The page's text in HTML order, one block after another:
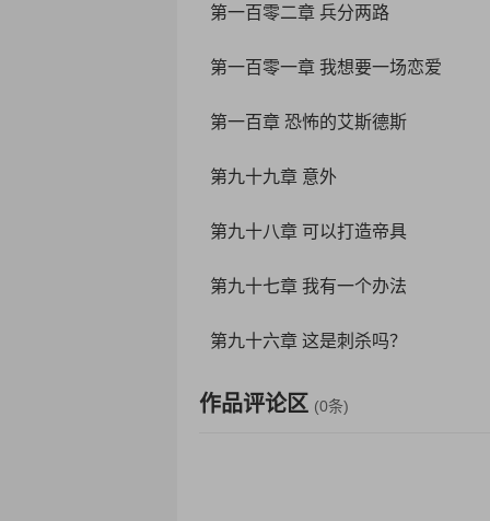
第一百零二章 兵分两路
第一百零一章 我想要一场恋爱
第一百章 恐怖的艾斯德斯
第九十九章 意外
第九十八章 可以打造帝具
第九十七章 我有一个办法
第九十六章 这是刺杀吗？
作品评论区 (0条)